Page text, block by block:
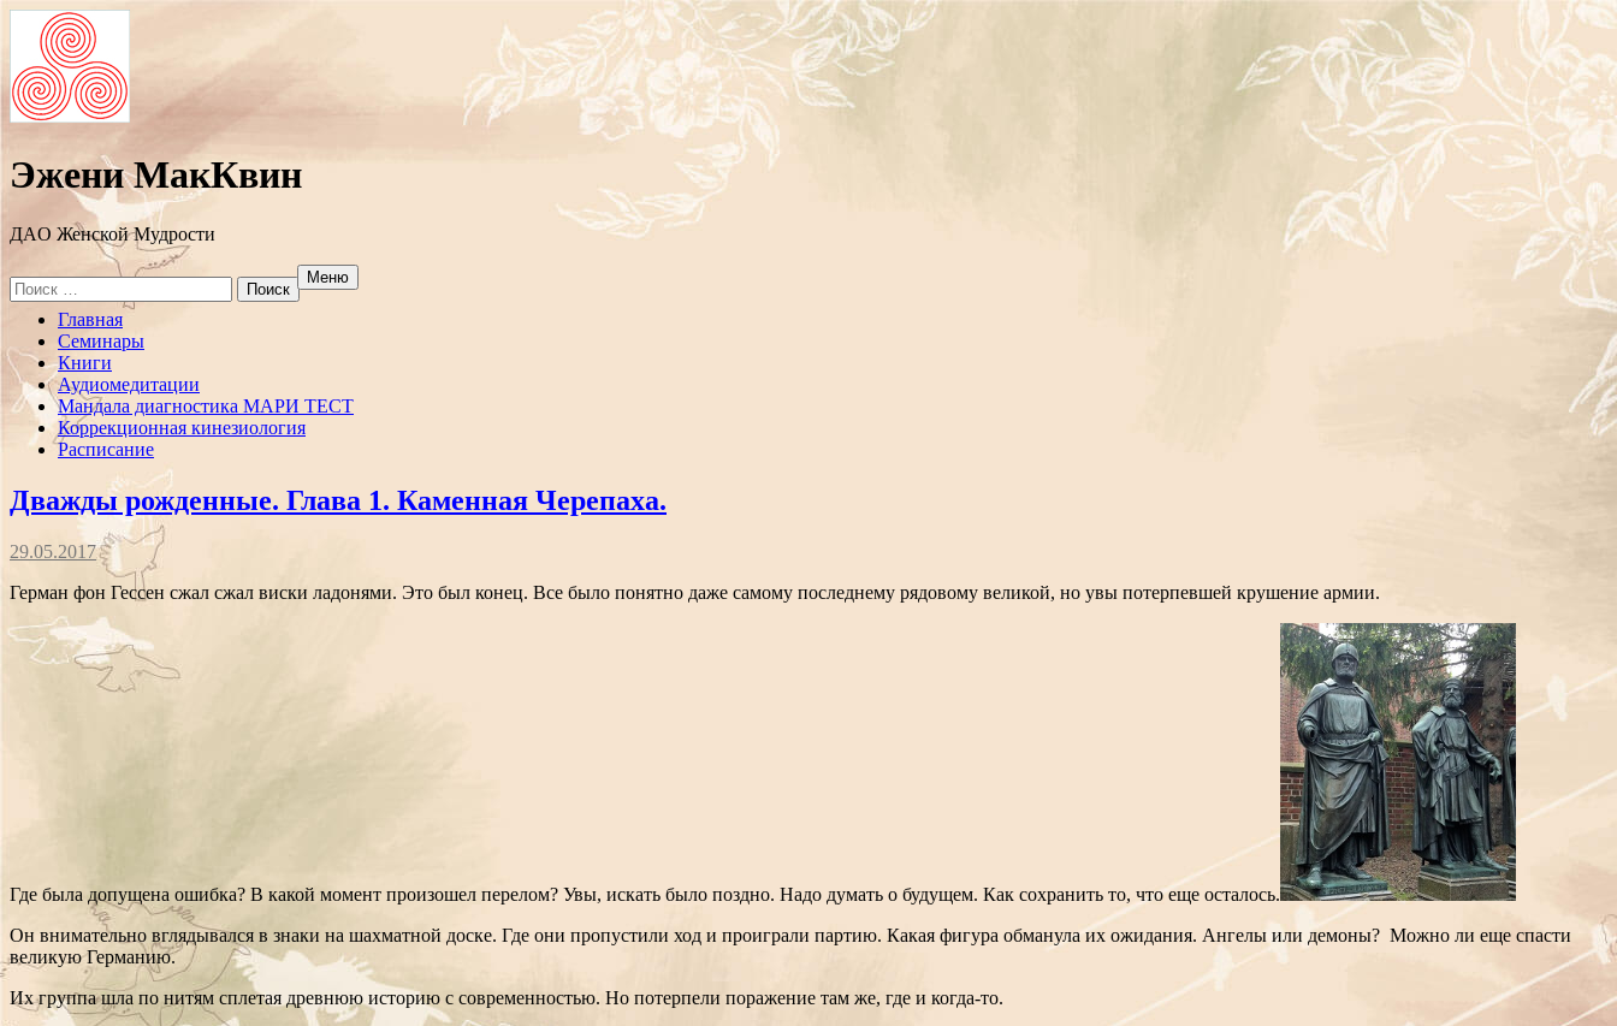
Эжени МакКвин
ДAO Женской Мудрости
Search
for:
Меню
Перейти
содержанию
Главная
Семинары
Книги
Аудиомедитации
Мандала диагностика МАРИ ТЕСТ
Коррекционная кинезиология
Расписание
Дважды рожденные. Глава 1. Каменная Черепаха.
29.05.2017
Герман фон Гессен сжал сжал виски ладонями. Это был конец. Все было понятно даже самому последнему рядовому великой, но увы потерпевшей крушение армии.
Где была допущена ошибка? В какой момент произошел перелом? Увы, искать было поздно. Надо думать о будущем. Как сохранить то, что еще осталось.
Он внимательно вглядывался в знаки на шахматной доске. Где они пропустили ход и проиграли партию. Какая фигура обманула их ожидания. Ангелы или демоны? Можно ли еще спасти
великую Германию.
Их группа шла по нитям сплетая древнюю историю с современностью. Но потерпели поражение там же, где и когда-то.